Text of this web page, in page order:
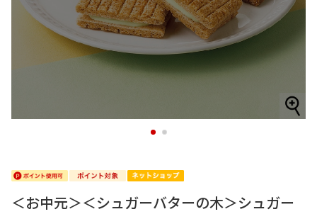
1 2
＜お中元＞＜シュガーバターの木＞シュガー